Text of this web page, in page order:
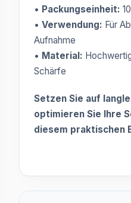
• Packungseinheit:
• Verwendung: Für
Aufnahme
• Material:
Schärfe
Setzen Sie auf
optimieren Sie Ihre
diesem praktischen